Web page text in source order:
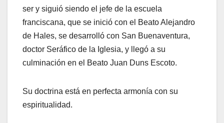
ser y siguió siendo el jefe de la escuela
franciscana, que se inició con el Beato Alejandro
de Hales, se desarrolló con San Buenaventura,
doctor Seráfico de la Iglesia, y llegó a su
culminación en el Beato Juan Duns Escoto.
Su doctrina está en perfecta armonía con su
espiritualidad.